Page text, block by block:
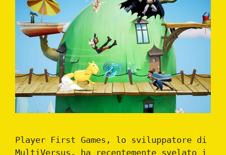
Player First Games, lo sviluppatore di
MultiVersus, ha recentemente svelato i